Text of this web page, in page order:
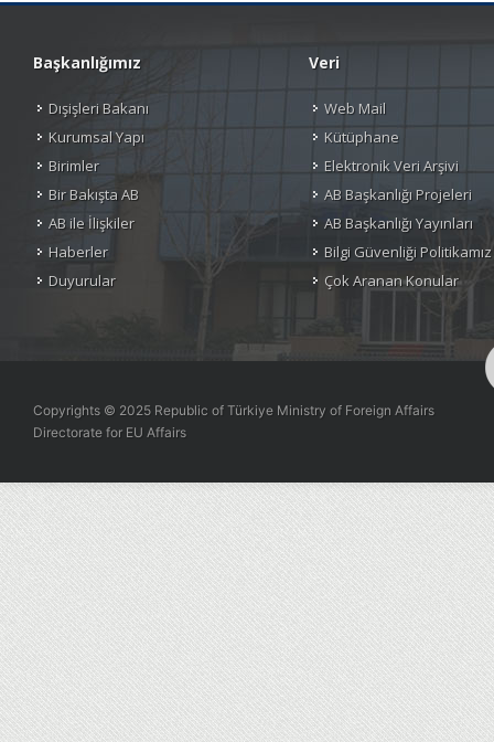
Başkanlığımız
Dışişleri Bakanı
Kurumsal Yapı
Birimler
Bir Bakışta AB
AB ile İlişkiler
Haberler
Duyurular
Veri
Web Mail
Kütüphane
Elektronik Veri Arşivi
AB Başkanlığı Projeleri
AB Başkanlığı Yayınları
Bilgi Güvenliği Politikamız
Çok Aranan Konular
Copyrights © 2025 Republic of Türkiye Ministry of Foreign Affairs
Directorate for EU Affairs